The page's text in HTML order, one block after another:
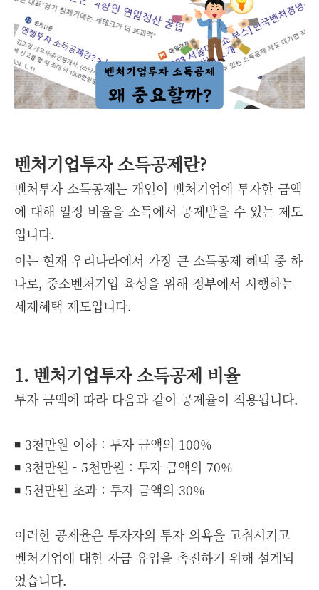
벤처기업투자 소득공제란?
벤처투자 소득공제는 개인이 벤처기업에 투자한 금액
에 대해 일정 비율을 소득에서 공제받을 수 있는 제도
입니다.
이는 현재 우리나라에서 가장 큰 소득공제 혜택 중 하
나로, 중소벤처기업 육성을 위해 정부에서 시행하는
세제혜택 제도입니다.
1. 벤처기업투자 소득공제 비율
투자 금액에 따라 다음과 같이 공제율이 적용됩니다.
◾ 3천만원 이하 : 투자 금액의 100%
◾ 3천만원 - 5천만원 : 투자 금액의 70%
◾ 5천만원 초과 : 투자 금액의 30%
이러한 공제율은 투자자의 투자 의욕을 고취시키고
벤처기업에 대한 자금 유입을 촉진하기 위해 설계되
었습니다.